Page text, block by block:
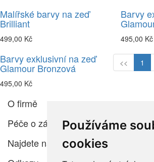
Používáme
cookies
Malířské barvy na zeď
Brilliant
499,00 Kč
Barvy
495,00 Kč
Barvy exklusivní na zeď
Glamour Bronzová
495,00 Kč
<< 1
O firmě
Péče o zákazníka
Najdete nás